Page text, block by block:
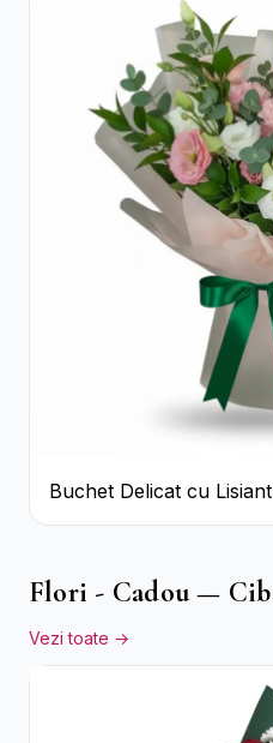
Buchet Delicat cu
Roz
Flori - Cadou —
Vezi toate →